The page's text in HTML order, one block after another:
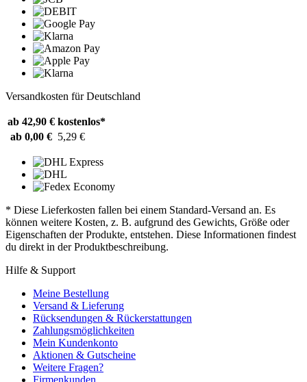
Versandkosten für Deutschland
ab 42,90 € kostenlos*
ab 0,00 € 5,29 €
* Diese Lieferkosten fallen bei einem Standard-Versand an. Es
können weitere Kosten, z. B. aufgrund des Gewichts, Größe oder
Eigenschaften der Produkte, entstehen. Diese Informationen findest
du direkt in der Produktbeschreibung.
Hilfe & Support
Meine Bestellung
Versand & Lieferung
Rücksendungen & Rückerstattungen
Zahlungsmöglichkeiten
Mein Kundenkonto
Aktionen & Gutscheine
Weitere Fragen?
Firmenkunden